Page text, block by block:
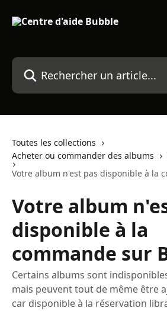
Rechercher un article...
Toutes les collections
Acheter ou commander des albums
Votre album n'est pas disponible à la
Votre album
disponible à la
commande sur
Certains albums sont
mais peuvent tout de même être
car disponible à la réservation